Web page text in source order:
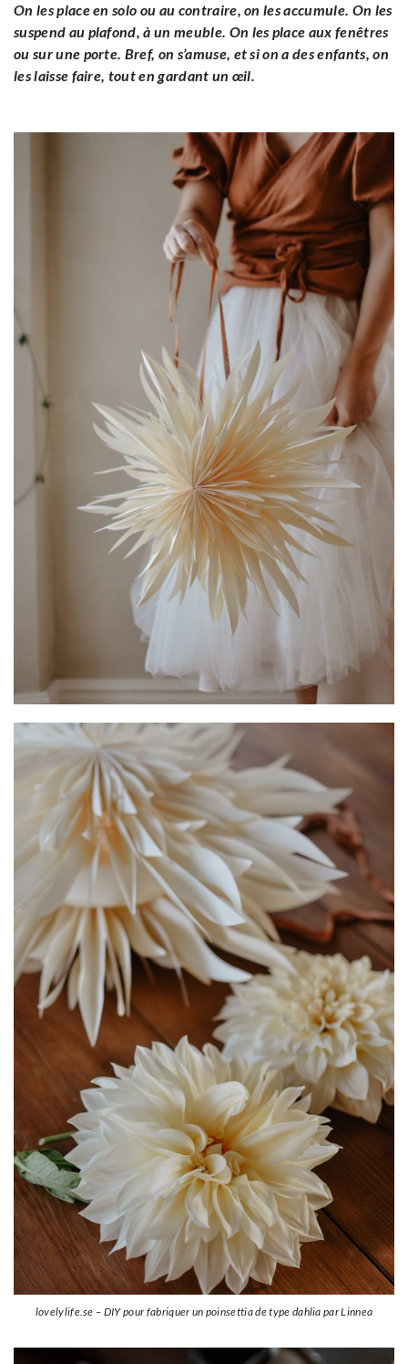
On les place en solo ou au contraire, on les accumule. On les
suspend au plafond, à un meuble. On les place aux fenêtres
ou sur une porte. Bref, on s’amuse, et si on a des enfants, on
les laisse faire, tout en gardant un œil.
lovelylife.se – DIY pour fabriquer un poinsettia de type dahlia par Linnea